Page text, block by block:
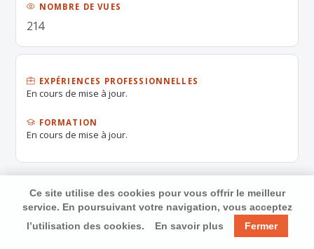
NOMBRE DE VUES
214
EXPÉRIENCES PROFESSIONNELLES
En cours de mise à jour.
FORMATION
En cours de mise à jour.
Ce site utilise des cookies pour vous offrir le meilleur
service. En poursuivant votre navigation, vous acceptez
l’utilisation des cookies.
En savoir plus Fermer